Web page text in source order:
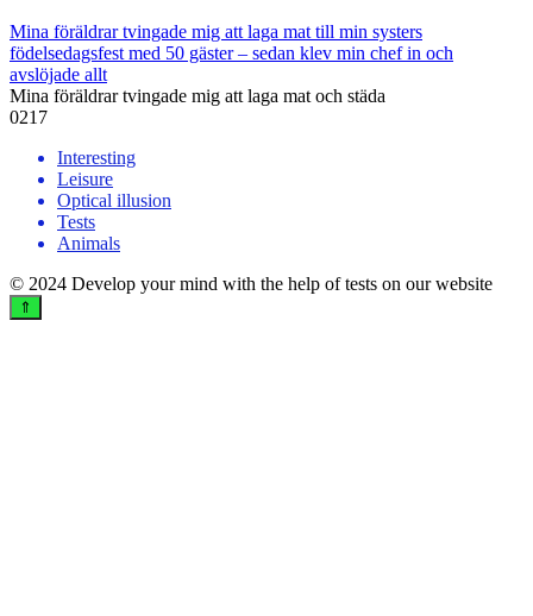
Mina föräldrar tvingade mig att laga mat till min systers
födelsedagsfest med 50 gäster – sedan klev min chef in och
avslöjade allt
Mina föräldrar tvingade mig att laga mat och städa
0217
Interesting
Leisure
Optical illusion
Tests
Animals
© 2024 Develop your mind with the help of tests on our website